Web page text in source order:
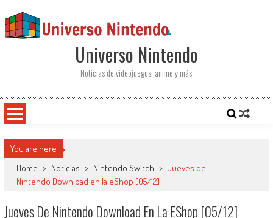
Universo Nintendo
Noticias de videojuegos, anime y más
You are here
Home > Noticias > Nintendo Switch > Jueves de
Nintendo Download en la eShop [05/12]
Jueves De Nintendo Download En La EShop [05/12]